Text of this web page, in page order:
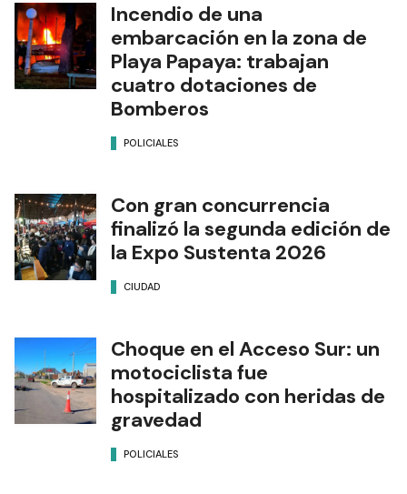
Incendio de una
embarcación en la zona de
Playa Papaya: trabajan
cuatro dotaciones de
Bomberos
POLICIALES
Con gran concurrencia
finalizó la segunda edición de
la Expo Sustenta 2026
CIUDAD
Choque en el Acceso Sur: un
motociclista fue
hospitalizado con heridas de
gravedad
POLICIALES